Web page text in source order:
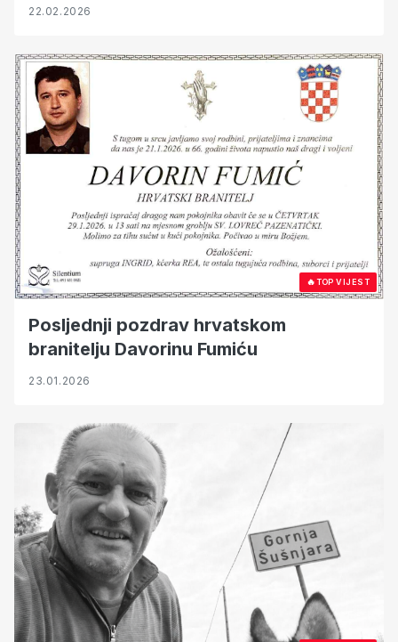
22.02.2026
🔥TOP VIJEST
Posljednji pozdrav hrvatskom
branitelju Davorinu Fumiću
23.01.2026